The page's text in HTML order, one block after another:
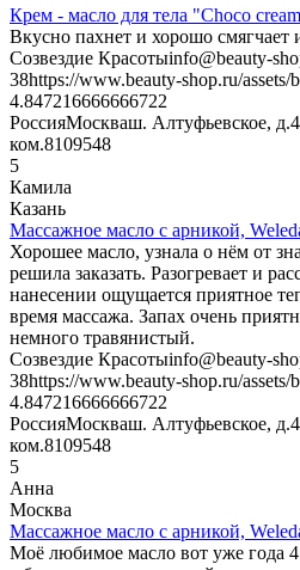
Крем - масло для тела "Choco
Вкусно пахнет и хорошо смягчает
Созвездие Красотыinfo@beauty-
38https://www.beauty-shop.ru/
4.847216666666722
РоссияМоскваш. Алтуфьевское,
ком.8109548
5
Камила
Казань
Массажное масло с арникой,
Хорошее масло, узнала о нём от
решила заказать. Разогревает и
нанесении ощущается приятное
время массажа. Запах очень
немного травянистый.
Созвездие Красотыinfo@beauty-
38https://www.beauty-shop.ru/
4.847216666666722
РоссияМоскваш. Алтуфьевское,
ком.8109548
5
Анна
Москва
Массажное масло с арникой,
Моё любимое масло вот уже года